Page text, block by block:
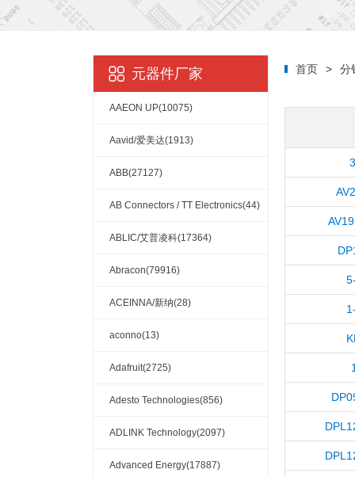
元器件厂家
AAEON UP(10075)
Aavid/爱美达(1913)
ABB(27127)
AB Connectors / TT Electronics(44)
ABLIC/艾普凌科(17364)
Abracon(79916)
ACEINNA/新纳(28)
aconno(13)
Adafruit(2725)
Adesto Technologies(856)
ADLINK Technology(2097)
Advanced Energy(17887)
首页 > 分